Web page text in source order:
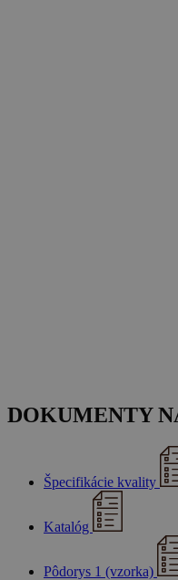
DOKUMENTY
Špecifikácie kvality
Katalóg
Pôdorys 1 (vzorka)